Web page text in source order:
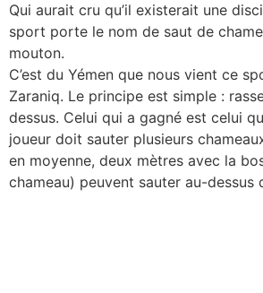
Qui aurait cru qu’il existerait une
sport porte le nom de saut de
mouton.
C’est du Yémen que nous vient ce
Zaraniq. Le principe est simple :
dessus. Celui qui a gagné est celui
joueur doit sauter plusieurs
en moyenne, deux mètres avec la
chameau) peuvent sauter au-dessus